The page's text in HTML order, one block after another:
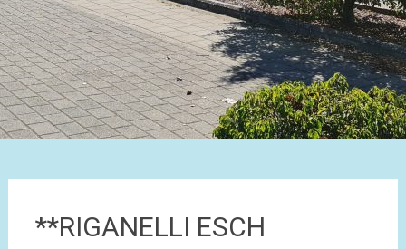
**RIGANELLI ESCH